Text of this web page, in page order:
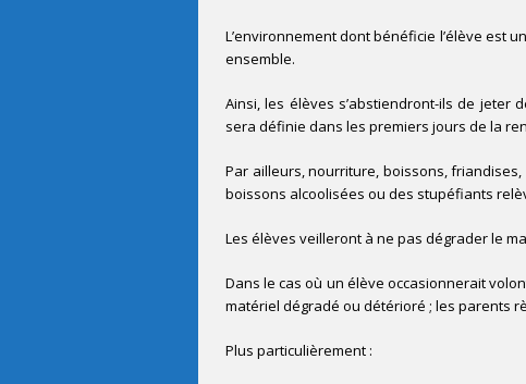
L’environnement dont bénéficie l’élève est
ensemble.
Ainsi, les élèves s’abstiendront-ils de jeter
sera définie dans les premiers jours de la
Par ailleurs, nourriture, boissons,
boissons alcoolisées ou des stupéfiants
Les élèves veilleront à ne pas dégrader le
Dans le cas où un élève occasionnerait
matériel dégradé ou détérioré ; les parents
Plus particulièrement :